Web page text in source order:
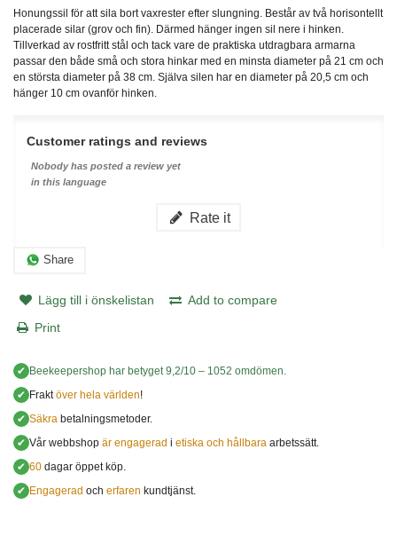
Honungssil för att sila bort vaxrester efter slungning. Består av två horisontellt
placerade silar (grov och fin). Därmed hänger ingen sil nere i hinken.
Tillverkad av rostfritt stål och tack vare de praktiska utdragbara armarna
passar den både små och stora hinkar med en minsta diameter på 21 cm och
en största diameter på 38 cm. Själva silen har en diameter på 20,5 cm och
hänger 10 cm ovanför hinken.
Customer ratings and reviews
Nobody has posted a review yet
in this language
Rate it
Share
Lägg till i önskelistan
Add to compare
Print
✔ Beekeepershop har betyget 9,2/10 – 1052 omdömen.
✔ Fraktöver hela världen!
✔ Säkra betalningsmetoder.
✔ Vår webbshop är engagerad i etiska och hållbara arbetssätt.
✔ 60 dagar öppet köp.
✔ Engagerad och erfaren kundtjänst.